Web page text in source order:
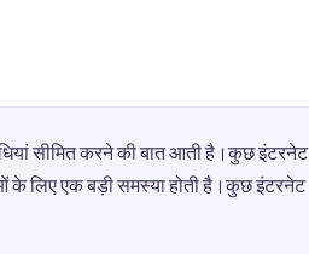
सीमित करने की बात आती है।कुछ इंटरनेट
के लिए एक बड़ी समस्या होती है।कुछ इंटरनेट